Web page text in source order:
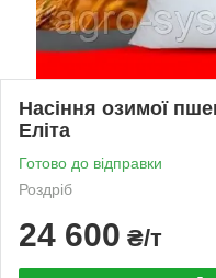
Насіння озимої
Еліта
Готово до відправки
Роздріб
24 600 ₴/т